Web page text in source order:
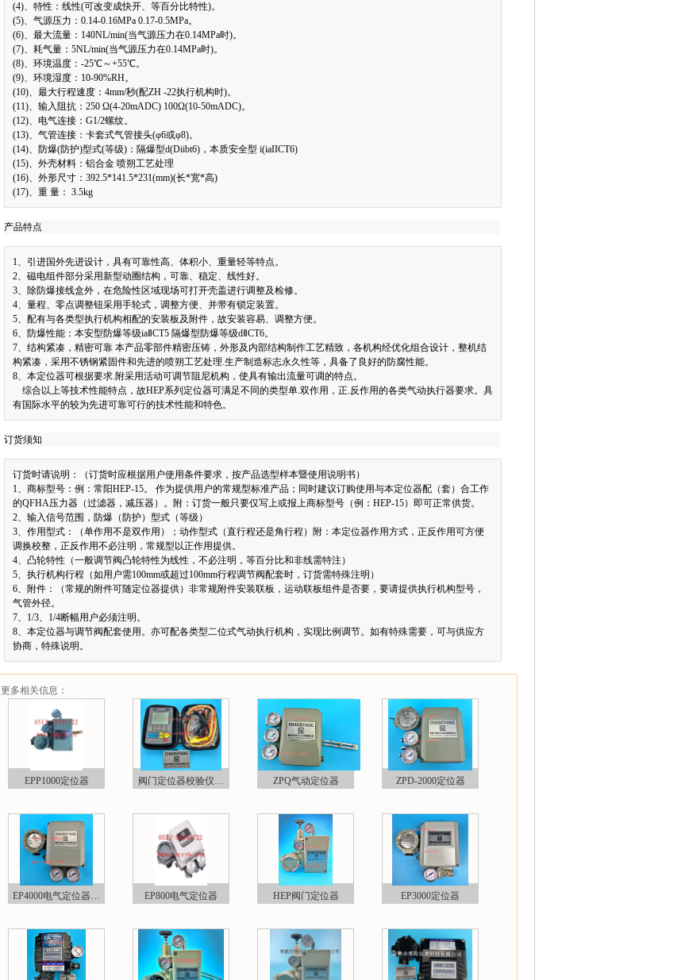
(4)、特性：线性(可改变成快开、等百分比特性)。
(5)、气源压力：0.14-0.16MPa 0.17-0.5MPa。
(6)、最大流量：140NL/min(当气源压力在0.14MPa时)。
(7)、耗气量：5NL/min(当气源压力在0.14MPa时)。
(8)、环境温度：-25℃～+55℃。
(9)、环境湿度：10-90%RH。
(10)、最大行程速度：4mm/秒(配ZH -22执行机构时)。
(11)、输入阻抗：250 Ω(4-20mADC) 100Ω(10-50mADC)。
(12)、电气连接：G1/2螺纹。
(13)、气管连接：卡套式气管接头(φ6或φ8)。
(14)、防爆(防护)型式(等级)：隔爆型d(Diibt6)，本质安全型 i(iaIICT6)
(15)、外壳材料：铝合金 喷朔工艺处理
(16)、外形尺寸：392.5*141.5*231(mm)(长*宽*高)
(17)、重 量： 3.5kg
产品特点
1、引进国外先进设计，具有可靠性高、体积小、重量轻等特点。
2、磁电组件部分采用新型动圈结构，可靠、稳定、线性好。
3、除防爆接线盒外，在危险性区域现场可打开壳盖进行调整及检修。
4、量程、零点调整钮采用手轮式，调整方便、并带有锁定装置。
5、配有与各类型执行机构相配的安装板及附件，故安装容易、调整方便。
6、防爆性能：本安型防爆等级iaⅡCT5 隔爆型防爆等级dⅡCT6。
7、结构紧凑，精密可靠 本产品零部件精密压铸，外形及内部结构制作工艺精致，各机构经优化组合设计，整机结
构紧凑，采用不锈钢紧固件和先进的喷朔工艺处理.生产制造标志永久性等，具备了良好的防腐性能。
8、本定位器可根据要求.附采用活动可调节阻尼机构，使具有输出流量可调的特点。
综合以上等技术性能特点，故HEP系列定位器可满足不同的类型单.双作用，正.反作用的各类气动执行器要求。具
有国际水平的较为先进可靠可行的技术性能和特色。
订货须知
订货时请说明：（订货时应根据用户使用条件要求，按产品选型样本暨使用说明书）
1、商标型号：例：常阳HEP-15。 作为提供用户的常规型标准产品；同时建议订购使用与本定位器配（套）合工作
的QFHA压力器（过滤器，减压器）。附：订货一般只要仅写上或报上商标型号（例：HEP-15）即可正常供货。
2、输入信号范围，防爆（防护）型式（等级）
3、作用型式：（单作用不是双作用）；动作型式（直行程还是角行程）附：本定位器作用方式，正反作用可方便
调换校整，正反作用不必注明，常规型以正作用提供。
4、凸轮特性（一般调节阀凸轮特性为线性，不必注明，等百分比和非线需特注）
5、执行机构行程（如用户需100mm或超过100mm行程调节阀配套时，订货需特殊注明）
6、附件：（常规的附件可随定位器提供）非常规附件安装联板，运动联板组件是否要，要请提供执行机构型号，
气管外径。
7、1/3、1/4断幅用户必须注明。
8、本定位器与调节阀配套使用。亦可配各类型二位式气动执行机构，实现比例调节。如有特殊需要，可与供应方
协商，特殊说明。
更多相关信息：
EPP1000定位器 阀门定位器校验仪… ZPQ气动定位器 ZPD-2000定位器
EP4000电气定位器… EP800电气定位器 HEP阀门定位器 EP3000定位器